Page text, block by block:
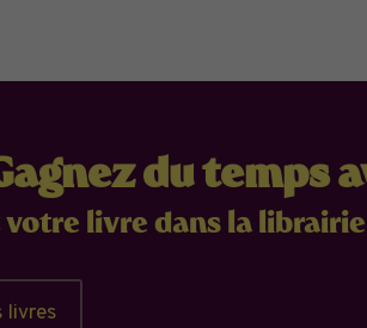
du temps
livre dans la
livres